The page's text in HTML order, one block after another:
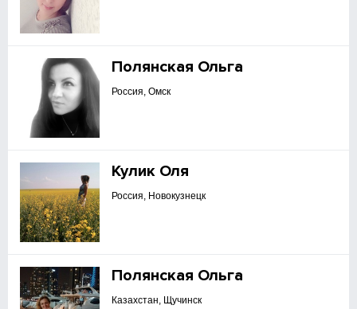
Полянская Ольга
Россия, Омск
Кулик Оля
Россия, Новокузнецк
Полянская Ольга
Казахстан, Щучинск